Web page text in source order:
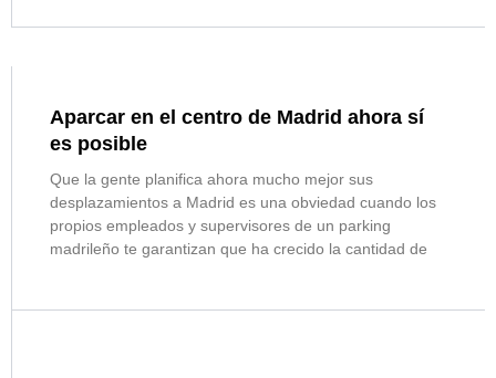
Aparcar en el centro de Madrid ahora sí
es posible
Que la gente planifica ahora mucho mejor sus
desplazamientos a Madrid es una obviedad cuando los
propios empleados y supervisores de un parking
madrileño te garantizan que ha crecido la cantidad de